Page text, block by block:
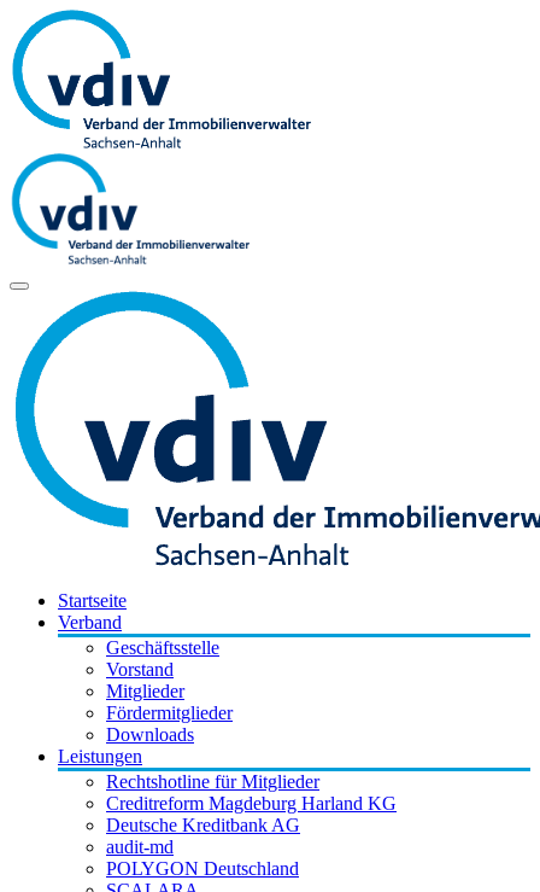
Startseite
Verband
Geschäftsstelle
Vorstand
Mitglieder
Fördermitglieder
Downloads
Leistungen
Rechtshotline für Mitglieder
Creditreform Magdeburg Harland KG
Deutsche Kreditbank AG
audit-md
POLYGON Deutschland